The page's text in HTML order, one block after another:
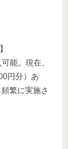
能。現在、
円分）あ
繁に実施さ